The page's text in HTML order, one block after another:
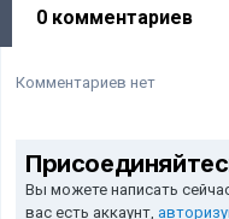
0 комментариев
Комментариев нет
Вы можете написать
вас есть аккаунт,